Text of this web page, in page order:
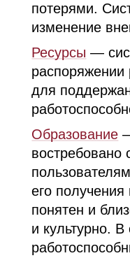
потерями.
изменение
Ресурсы —
для
Образование
востребовано
его
понятен и
и культурно. В